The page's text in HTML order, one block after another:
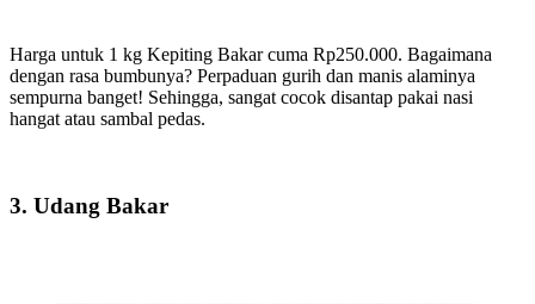
Harga untuk 1 kg Kepiting Bakar cuma Rp250.000. Bagaimana
dengan rasa bumbunya? Perpaduan gurih dan manis alaminya
sempurna banget! Sehingga, sangat cocok disantap pakai nasi
hangat atau sambal pedas.
3. Udang Bakar